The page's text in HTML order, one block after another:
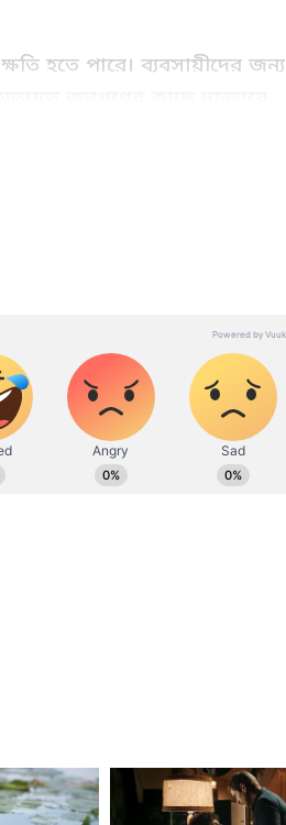
হতে পারে। ব্যবসায়ীদের জন্য